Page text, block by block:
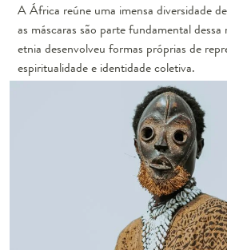
A África reúne uma imensa diversidade
as máscaras são parte fundamental
etnia desenvolveu formas próprias de
espiritualidade e identidade coletiva.